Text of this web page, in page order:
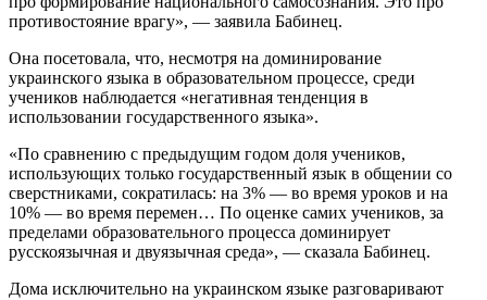
противостояние врагу», — заявила Бабинец.
Она посетовала, что, несмотря на доминирование
украинского языка в образовательном процессе, среди
учеников наблюдается «негативная тенденция в
использовании государственного языка».
«По сравнению с предыдущим годом доля учеников,
использующих только государственный язык в общении со
сверстниками, сократилась: на 3% — во время уроков и на
10% — во время перемен… По оценке самих учеников, за
пределами образовательного процесса доминирует
русскоязычная и двуязычная среда», — сказала Бабинец.
Дома исключительно на украинском языке разговаривают